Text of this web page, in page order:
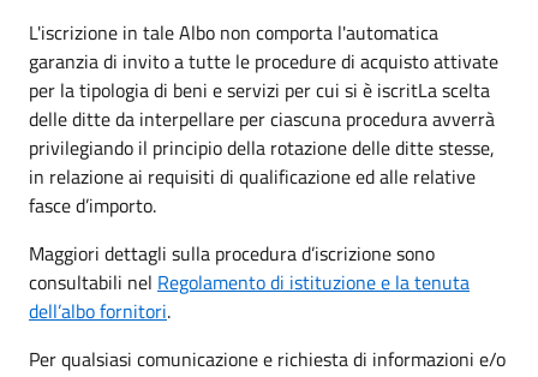
L'iscrizione in tale Albo non comporta l'automatica
garanzia di invito a tutte le procedure di acquisto attivate
per la tipologia di beni e servizi per cui si è iscritLa scelta
delle ditte da interpellare per ciascuna procedura avverrà
privilegiando il principio della rotazione delle ditte stesse,
in relazione ai requisiti di qualificazione ed alle relative
fasce d’importo.
Maggiori dettagli sulla procedura d’iscrizione sono
consultabili nel Regolamento di istituzione e la tenuta
dell’albo fornitori.
Per qualsiasi comunicazione e richiesta di informazioni e/o